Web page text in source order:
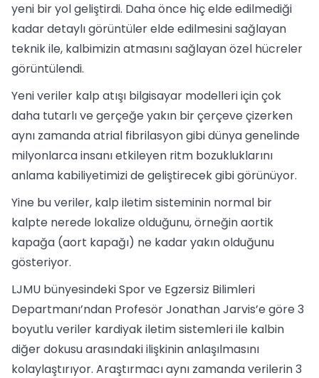
yeni bir yol geliştirdi. Daha önce hiç elde edilmediği
kadar detaylı görüntüler elde edilmesini sağlayan
teknik ile, kalbimizin atmasını sağlayan özel hücreler
görüntülendi.
Yeni veriler kalp atışı bilgisayar modelleri için çok
daha tutarlı ve gerçeğe yakın bir çerçeve çizerken
aynı zamanda atrial fibrilasyon gibi dünya genelinde
milyonlarca insanı etkileyen ritm bozukluklarını
anlama kabiliyetimizi de geliştirecek gibi görünüyor.
Yine bu veriler, kalp iletim sisteminin normal bir
kalpte nerede lokalize olduğunu, örneğin aortik
kapağa (aort kapağı) ne kadar yakın olduğunu
gösteriyor.
LJMU bünyesindeki Spor ve Egzersiz Bilimleri
Departmanı’ndan Profesör Jonathan Jarvis’e göre 3
boyutlu veriler kardiyak iletim sistemleri ile kalbin
diğer dokusu arasındaki ilişkinin anlaşılmasını
kolaylaştırıyor. Araştırmacı aynı zamanda verilerin 3